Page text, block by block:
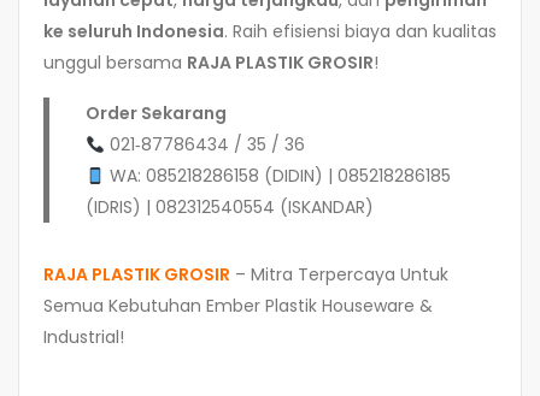
ke seluruh Indonesia. Raih efisiensi biaya dan kualitas
unggul bersama RAJA PLASTIK GROSIR!
Order Sekarang
021‑87786434 / 35 / 36
WA: 085218286158 (DIDIN) | 085218286185
(IDRIS) | 082312540554 (ISKANDAR)
RAJA PLASTIK GROSIR – Mitra Terpercaya Untuk
Semua Kebutuhan Ember Plastik Houseware &
Industrial!